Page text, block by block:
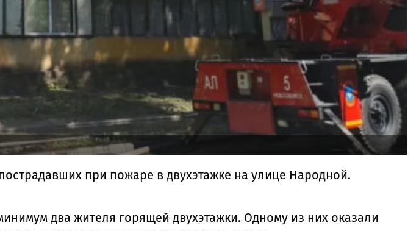
при пожаре в двухэтажке на улице Народной.
два жителя горящей двухэтажки. Одному из них оказали